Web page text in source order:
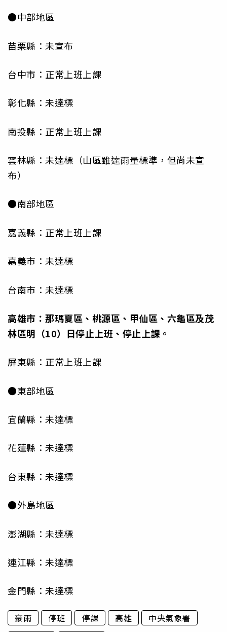
●中部地區
苗栗縣：未宣布
台中市：正常上班上課
彰化縣：未達標
南投縣：正常上班上課
雲林縣：未達標（山區雖達雨量標準，但尚未宣
布）
●南部地區
嘉義縣：正常上班上課
嘉義市：未達標
台南市：未達標
高雄市：那瑪夏區、桃源區、甲仙區、六龜區及茂
林區明（10）日停止上班、停止上課。
屏東縣：正常上班上課
●東部地區
宜蘭縣：未達標
花蓮縣：未達標
台東縣：未達標
●外島地區
澎湖縣：未達標
連江縣：未達標
金門縣：未達標
豪雨 停班 停課 高雄
中央氣象署